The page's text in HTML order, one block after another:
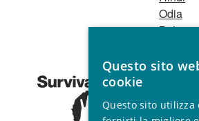
Odia
1521
charity
Questo sito
cookie
Questo sito utilizza